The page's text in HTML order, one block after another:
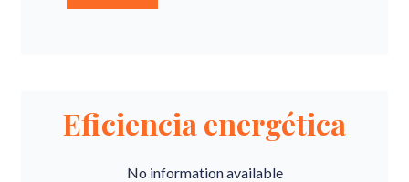
Eficiencia energética
No information available